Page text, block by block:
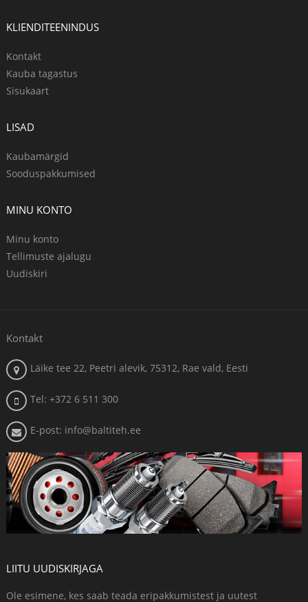
KLIENDITEENINDUS
Kontakt
Kauba tagastus
Sisukaart
LISAD
Kaubamärgid
Sooduspakkumised
MINU KONTO
Minu konto
Tellimuste ajalugu
Uudiskiri
Kontakt
Läike tee 22, Peetri alevik, 75312, Rae vald, Eesti
Tel: +372 6 511 300
E-post: info@baltiteh.ee
LIITU UUDISKIRJAGA
Ole esimene, kes saab teada eripakkumistest ja uutest